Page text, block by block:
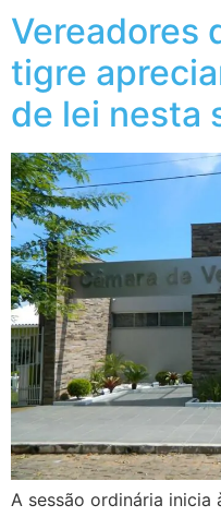
Vereadores
tigre
de lei nesta
A sessão ordinária inicia